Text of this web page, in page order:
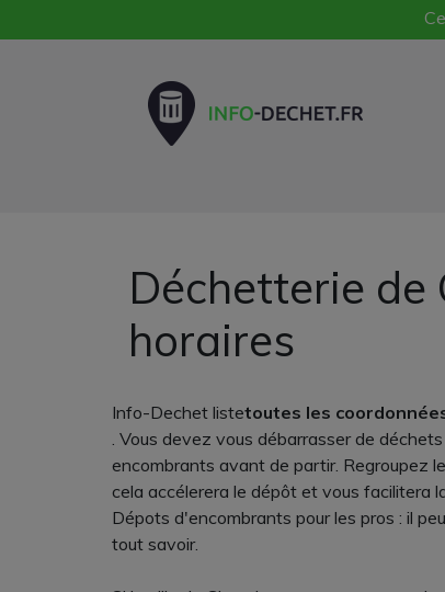
Déchetterie de
horaires
Info-Dechet listetoutes les
. Vous devez vous débarrasser de
encombrants avant de partir. Regroupez
cela accélerera le dépôt et vous facilitera
Dépots d'encombrants pour les pros : il
tout savoir.